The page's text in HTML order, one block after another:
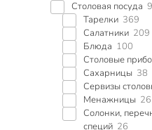
Столовая посуда
Тарелки 369
Салатники 209
Блюда 100
Столовые
Сахарницы 38
Сервизы
Менажницы 26
Солонки,
специй 26